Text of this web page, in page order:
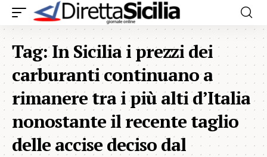
Tag:In Sicilia i prezzi dei
carburanti continuano a
rimanere tra i più alti d’Italia
nonostante il recente taglio
delle accise deciso dal